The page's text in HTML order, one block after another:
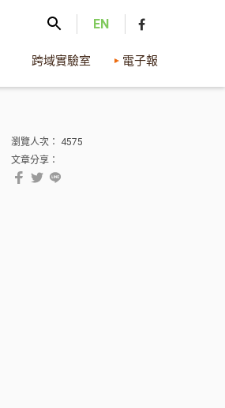
跨域實驗室 電子報
EN
瀏覽人次： 4575
文章分享：